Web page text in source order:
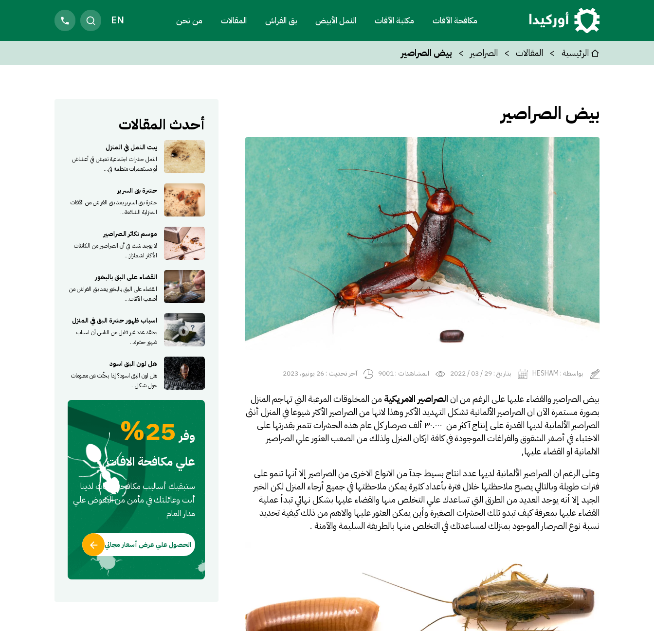
مكافحة الآفات مكتبة الآفات النمل الأبيض بق الفراش المقالات من نحن EN
الرئيسية المقالات الصراصير بيض الصراصير
بيض الصراصير
بواسطة : HESHAM بتاريخ : 29 / 03 / 2022 المشاهدات : 9001 آخر تحديث : 26 يونيو، 2023
بيض الصراصير والقضاء عليها على الرغم من انالصراصير الامريكية من المخلوقات المرعبة التي تهاجم المنزل
بصورة مستمرة الآن ان الصراصير الألمانية تشكل التهديد الأكبر وهذا لانها من الصراصير الأكثر شيوعا في المنزل أنثى
الصراصير الألمانية لديها القدرة على إنتاج آكثر من ٣٠.٠٠٠ ألف صرصار كل عام هذه الحشرات تتميز بقدرتها على
الاختباء في أصغر الشقوق والفراغات الموجودة في كافة اركان المنزل ولذلك من الصعب العثور علي الصراصير
الالمانية او القضاء عليها,
وعلى الرغم ان الصراصير الألمانية لديها عدد انتاج بسيط جدآ من الانواع الاخرى من الصراصير إلا أنها تنمو على
فترات طويلة وبالتالي يصبح ملاحظتها خلال فترة بأعداد كثيرة يمكن ملاحظتها في جميع أرجاء المنزل لكن الخبر
الجيد إلا أنه يوجد العديد من الطرق التي تساعدك علي التخلص منها والقضاء عليها بشكل نهائي تبدأ عملية
القضاء عليها بمعرفة كيف تبدو تلك الحشرات الصغيرة وأين يمكن العثور عليها والاهم من ذلك كيفية تحديد
نسبة نوع الصرصار الموجود بمنزلك لمساعدتك في التخلص منها بالطريقة السليمة والآمنة .
أحدث المقالات
بيت النمل في المنزل
النمل حشرات اجتماعية تعيش في أعشاش
أو مستعمرات منظمة في...
حشرة بق السرير
حشرة بق السرير يعد بق الفراش من الآفات
المنزلية الشائعة...
موسم تكاثر الصراصير
لا يوجد شك في أن الصراصير من الكائنات
الأكثر اشمئزاز...
القضاء على البق بالبخور
القضاء على البق بالبخور يعد بق الفراش من
أصعب الآفات...
اسباب ظهور حشرة البق في المنزل
يعتقد عدد غير قليل من الناس أن اسباب
ظهور حشرة...
هل لون البق اسود
هل لون البق اسود؟ إذا بحثْت عن معلومات
حول شكل...
وفر 25%
علي مكافحة الافات
ستبقيك أساليب مكافحه الافات لدينا
أنت وعائلتك في مأمن من البعوض علي
مدار العام
الحصول علي عرض أسعار مجاني